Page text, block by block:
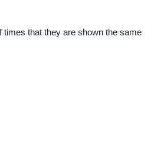
times that they are shown the same